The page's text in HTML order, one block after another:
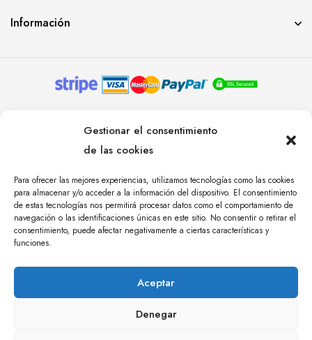
Gestionar el consentimiento
de las cookies
Para ofrecer las mejores experiencias, utilizamos tecnologías como las cookies
para almacenar y/o acceder a la información del dispositivo. El consentimiento
de estas tecnologías nos permitirá procesar datos como el comportamiento de
navegación o las identificaciones únicas en este sitio. No consentir o retirar el
consentimiento, puede afectar negativamente a ciertas características y
funciones.
Aceptar
Denegar
Información
RESERVADOS. AGENCIA DE COMUNICACIÓN
ÁNGULO TRES.